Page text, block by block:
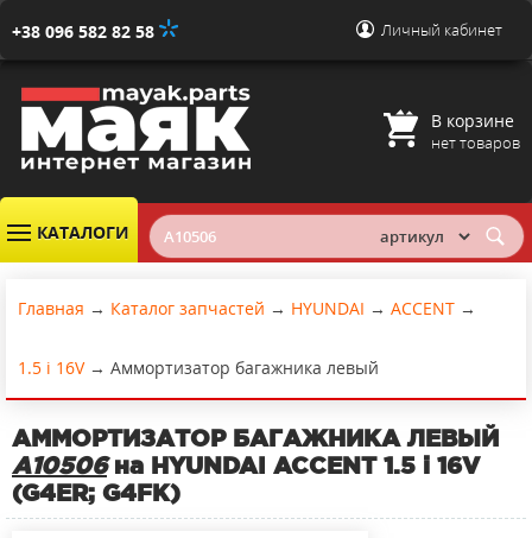
+38 096 582 82 58 Личный кабинет
В корзине
нет товаров
КАТАЛОГИ
Главная → Каталог запчастей → HYUNDAI → ACCENT →
1.5 i 16V → Аммортизатор багажника левый
АММОРТИЗАТОР БАГАЖНИКА ЛЕВЫЙ
A10506на HYUNDAI ACCENT 1.5 i 16V
(G4ER; G4FK)